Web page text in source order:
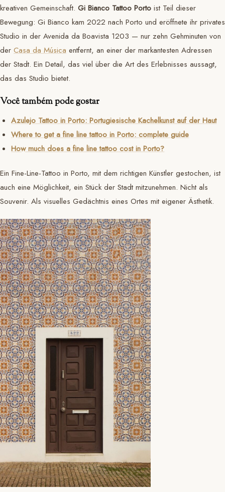
kreativen Gemeinschaft. Gi Bianco Tattoo Porto ist Teil dieser
Bewegung: Gi Bianco kam 2022 nach Porto und eröffnete ihr privates
Studio in der Avenida da Boavista 1203 — nur zehn Gehminuten von
der Casa da Música entfernt, an einer der markantesten Adressen
der Stadt. Ein Detail, das viel über die Art des Erlebnisses aussagt,
das das Studio bietet.
Você também pode gostar
Azulejo Tattoo in Porto: Portugiesische Kachelkunst auf der Haut
Where to get a fine line tattoo in Porto: complete guide
How much does a fine line tattoo cost in Porto?
Ein Fine-Line-Tattoo in Porto, mit dem richtigen Künstler gestochen, ist
auch eine Möglichkeit, ein Stück der Stadt mitzunehmen. Nicht als
Souvenir. Als visuelles Gedächtnis eines Ortes mit eigener Ästhetik.